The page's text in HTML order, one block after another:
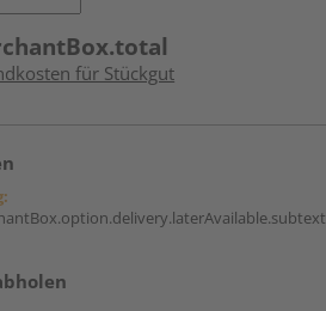
für Stückgut